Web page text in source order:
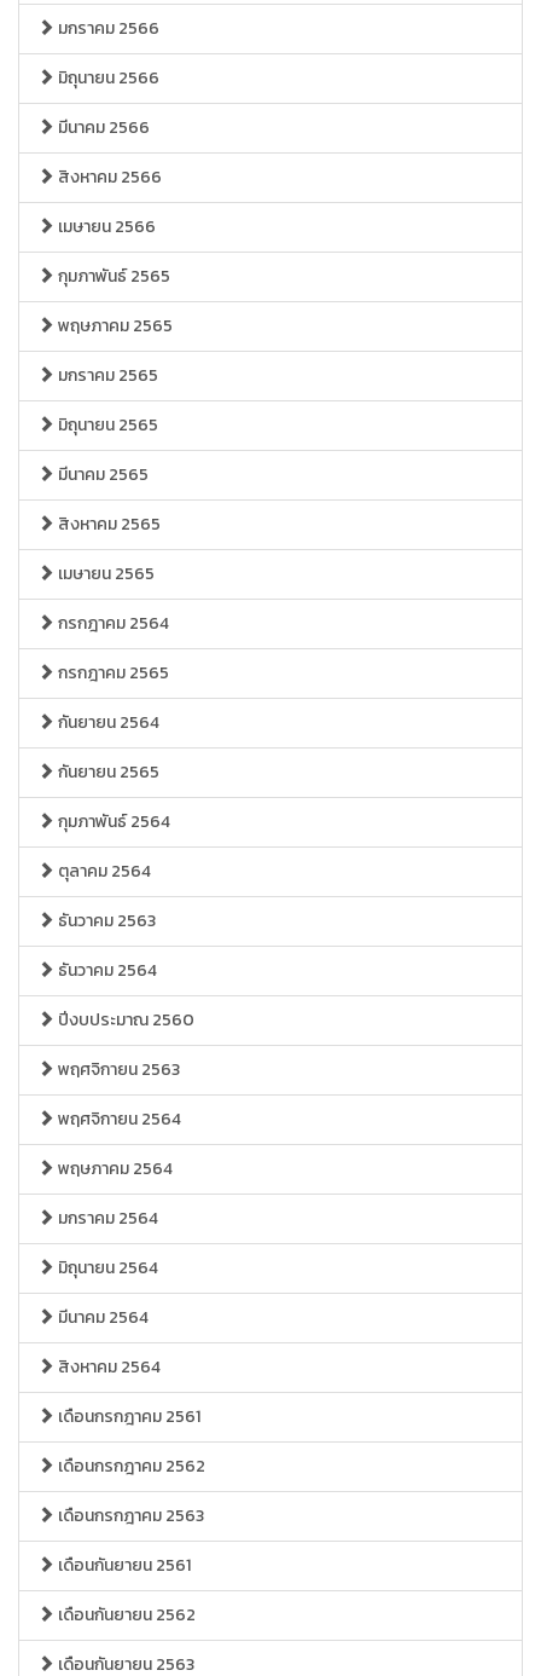
มกราคม 2566
มิถุนายน 2566
มีนาคม 2566
สิงหาคม 2566
เมษายน 2566
กุมภาพันธ์ 2565
พฤษภาคม 2565
มกราคม 2565
มิถุนายน 2565
มีนาคม 2565
สิงหาคม 2565
เมษายน 2565
กรกฎาคม 2564
กรกฎาคม 2565
กันยายน 2564
กันยายน 2565
กุมภาพันธ์ 2564
ตุลาคม 2564
ธันวาคม 2563
ธันวาคม 2564
ปีงบประมาณ 2560
พฤศจิกายน 2563
พฤศจิกายน 2564
พฤษภาคม 2564
มกราคม 2564
มิถุนายน 2564
มีนาคม 2564
สิงหาคม 2564
เดือนกรกฎาคม 2561
เดือนกรกฎาคม 2562
เดือนกรกฎาคม 2563
เดือนกันยายน 2561
เดือนกันยายน 2562
เดือนกันยายน 2563